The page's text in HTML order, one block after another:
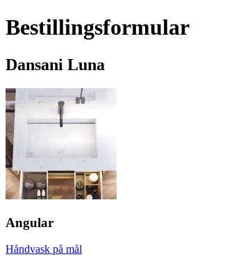
Bestillingsformular
Dansani Luna
Angular
Håndvask på mål